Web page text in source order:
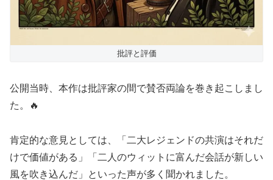
批評と評価
公開当時、本作は批評家の間で賛否両論を巻き起こしまし
た。🔥
肯定的な意見としては、「二大レジェンドの共演はそれだ
けで価値がある」「二人のウィットに富んだ会話が新しい
風を吹き込んだ」といった声が多く聞かれました。